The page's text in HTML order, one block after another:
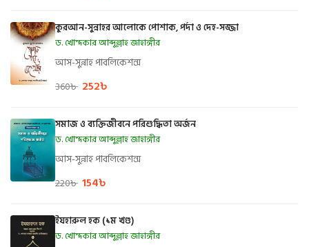
কুরআন-সুন্নাহর আলোকে পোশাক, পর্দা ও দেহ-সজ্জা
ড. খোন্দকার আব্দুল্লাহ জাহাঙ্গীর
আস-সুন্নাহ পাবলিকেশন্স
360৳ 252৳
সমাজ ও ব্যক্তিজীবনে পরিশুদ্ধিতা অর্জন
ড. খোন্দকার আব্দুল্লাহ জাহাঙ্গীর
আস-সুন্নাহ পাবলিকেশন্স
220৳ 154৳
ইযহারুল হক (১ম খণ্ড)
ড. খোন্দকার আব্দুল্লাহ জাহাঙ্গীর